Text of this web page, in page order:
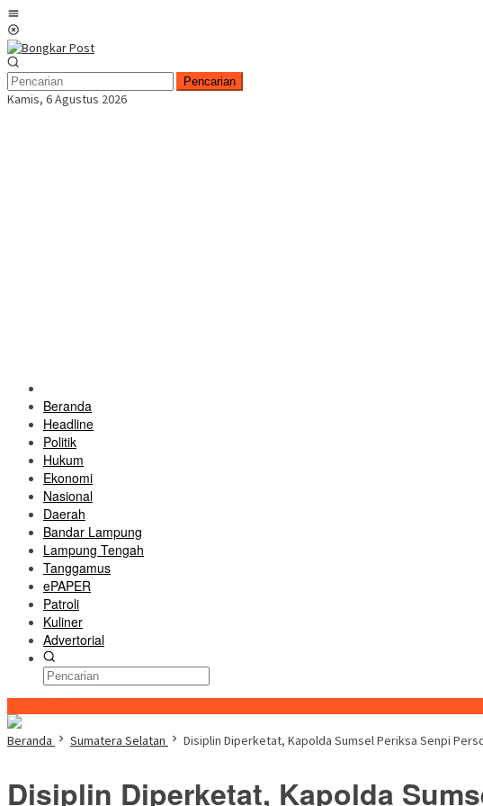
Loncat
ke
konten
Pencarian
Kamis, 6 Agustus 2026
Beranda
Headline
Politik
Hukum
Ekonomi
Nasional
Daerah
Bandar Lampung
Lampung Tengah
Tanggamus
ePAPER
Patroli
Kuliner
Advertorial
Beranda Sumatera Selatan Disiplin Diperketat, Kapolda Sumsel Periksa Senpi
Disiplin Diperketat, Kapolda